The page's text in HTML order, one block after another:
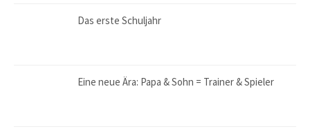
Das erste Schuljahr
Eine neue Ära: Papa & Sohn = Trainer & Spieler